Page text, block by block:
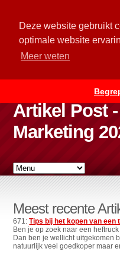
Deze website gebruikt
optimale website
Meer weten
Artikel Post
Marketing
Meest recente
671:Tips bij het kopen van
Ben je op zoek naar een
Dan ben je wellicht uitgekomen
natuurlijk veel goedkoper maar